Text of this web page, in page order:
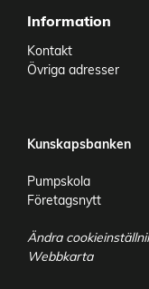
Information
Kontakt
Övriga adresser
Kunskapsbanken
Pumpskola
Företagsnytt
Ändra
Webbkarta